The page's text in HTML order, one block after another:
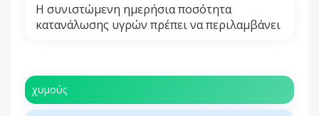
Η συνιστώμενη ημερήσια ποσότητα
κατανάλωσης υγρών πρέπει να περιλαμβάνει
χυμούς